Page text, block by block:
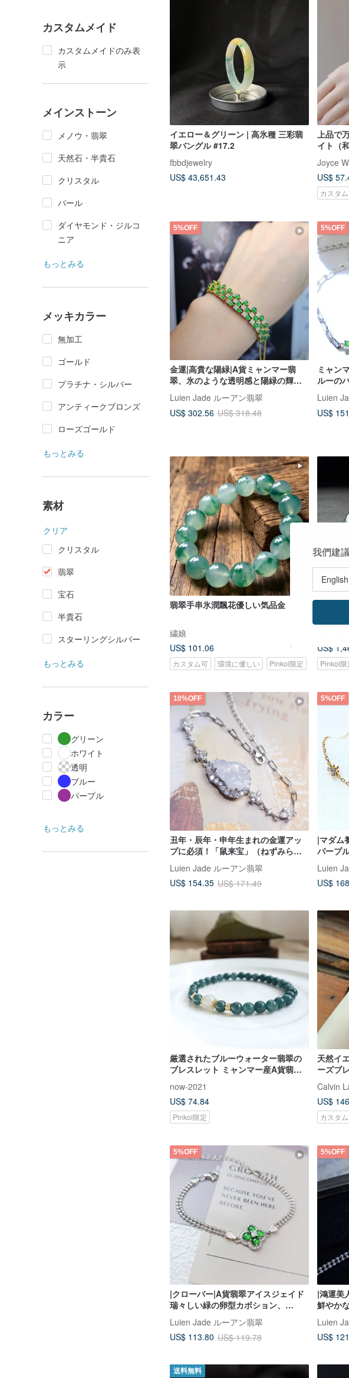
カスタムメイド
カスタムメイドのみ表
示
メインストーン
メノウ・翡翠
天然石・半貴石
クリスタル
パール
ダイヤモンド・ジルコ
ニア
もっとみる
メッキカラー
無加工
ゴールド
プラチナ・シルバー
アンティークブロンズ
ローズゴールド
もっとみる
素材
クリア
クリスタル
翡翠
宝石
半貴石
スターリングシルバー
もっとみる
カラー
グリーン
ホワイト
透明
ブルー
パープル
もっとみる
イエロー＆グリーン | 高氷種 三彩翡
翠バングル #17.2
fbbdjewelry
US$ 43,651.43
上品で
イト（
ーブレ
けスタ
Joyce
US$
カスタ
5%OFF
金運|高貴な陽緑|A貨ミャンマー翡
翠、氷のような透明感と陽緑の輝き
を放つカボション、純銀製多連3列豪
華セッティングブレスレット
Luien Jade ルーアン翡翠
US$ 302.56 US$ 318.48
5%OFF
ミャン
ルーの
ミニグ
しらっ
Luien
US$
翡翠手串氷潤飄花優しい気品金
繍娘
US$ 101.06
カスタム可 環境に優しい Pinkoi限定
威料
正円58
US$
Pinkoi限
10%OFF
丑年・辰年・申年生まれの金運アッ
プに必須！「鼠来宝」（ねずみらい
ほう）ペンダント付きブレスレット |
高氷種、輝く淡いライラック | ミャ
ンマー産A貨翡翠 純銀ブレスレット
Luien Jade ルーアン翡翠
US$ 154.35 US$ 171.49
5%OFF
|マダム
パープ
ーゴー
ット
Luien
US$
厳選されたブルーウォーター翡翠の
ブレスレット ミャンマー産A貨翡翠
な質感
now-2021
US$ 74.84
Pinkoi限定
天然イ
ーズブ
グリー
ドビー
Calvin
US$
カスタ
5%OFF
|クローバー|A貨翡翠アイスジェイド
瑞々しい緑の卵型カボション、
18KGP純銀製四つ葉のクローバー二
重パールブレスレット
Luien Jade ルーアン翡翠
US$ 113.80 US$ 119.78
5%OFF
|鴻運美
鮮やか
製18K
レスレ
Luien
US$
送料無料
我們建